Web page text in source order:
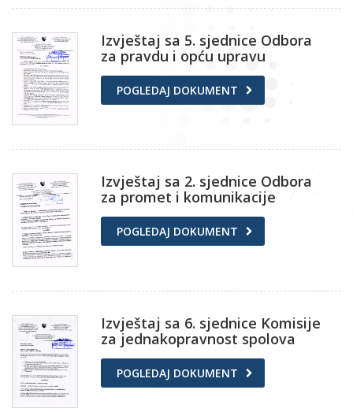
Izvještaj sa 5. sjednice Odbora
za pravdu i opću upravu
POGLEDAJ DOKUMENT
Izvještaj sa 2. sjednice Odbora
za promet i komunikacije
POGLEDAJ DOKUMENT
Izvještaj sa 6. sjednice Komisije
za jednakopravnost spolova
POGLEDAJ DOKUMENT